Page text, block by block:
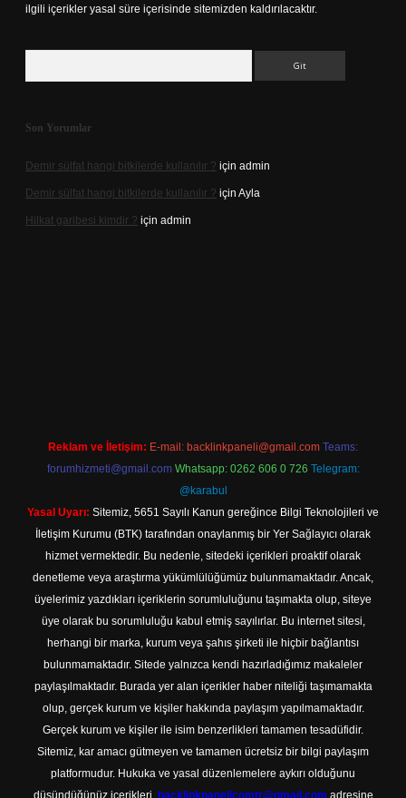
ilgili içerikler yasal süre içerisinde sitemizden kaldırılacaktır.
Son Yorumlar
Demir sülfat hangi bitkilerde kullanılır ? için admin
Demir sülfat hangi bitkilerde kullanılır ? için Ayla
Hilkat garibesi kimdir ? için admin
Reklam ve İletişim: E-mail: backlinkpaneli@gmail.com Teams:
forumhizmeti@gmail.com Whatsapp: 0262 606 0 726 Telegram:
@karabul
Yasal Uyarı: Sitemiz, 5651 Sayılı Kanun gereğince Bilgi Teknolojileri ve
İletişim Kurumu (BTK) tarafından onaylanmış bir Yer Sağlayıcı olarak
hizmet vermektedir. Bu nedenle, sitedeki içerikleri proaktif olarak
denetleme veya araştırma yükümlülüğümüz bulunmamaktadır. Ancak,
üyelerimiz yazdıkları içeriklerin sorumluluğunu taşımakta olup, siteye
üye olarak bu sorumluluğu kabul etmiş sayılırlar. Bu internet sitesi,
herhangi bir marka, kurum veya şahıs şirketi ile hiçbir bağlantısı
bulunmamaktadır. Sitede yalnızca kendi hazırladığımız makaleler
paylaşılmaktadır. Burada yer alan içerikler haber niteliği taşımamakta
olup, gerçek kurum ve kişiler hakkında paylaşım yapılmamaktadır.
Gerçek kurum ve kişiler ile isim benzerlikleri tamamen tesadüfidir.
Sitemiz, kar amacı gütmeyen ve tamamen ücretsiz bir bilgi paylaşım
platformudur. Hukuka ve yasal düzenlemelere aykırı olduğunu
düşündüğünüz içerikleri,
backlinkpanelicomtr@gmail.com adresine